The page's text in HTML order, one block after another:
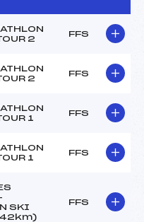
2
FFS
2
FFS
1
FFS
1
FFS
SKI
FFS